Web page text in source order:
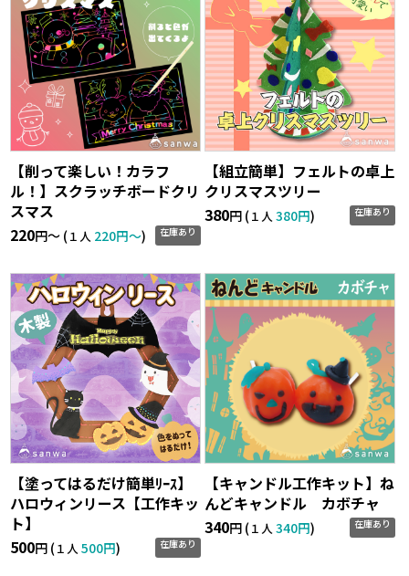
【削って楽しい！カラフ
ル！】スクラッチボードクリ
スマス
220円〜 (１人 220円〜) 在庫あり
【組立簡単】フェルトの卓上
クリスマスツリー
380円 (１人380円) 在庫あり
【塗ってはるだけ簡単ﾘｰｽ】
ハロウィンリース【工作キッ
ト】
500円 (１人500円) 在庫あり
【キャンドル工作キット】ね
んどキャンドル カボチャ
340円 (１人 340円) 在庫あり